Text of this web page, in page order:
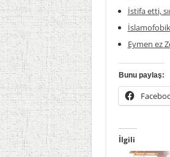
İstifa etti,
Eymen ez
Bunu paylaş:
İlgili